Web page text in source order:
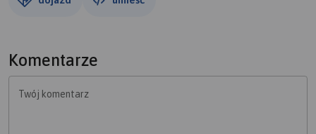
Komentarze
Twój komentarz